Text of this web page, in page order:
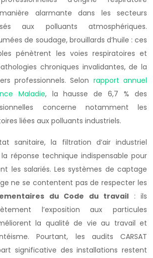
alarmante dans les secteurs
aux polluants atmosphériques.
de soudage, brouillards d’huile : ces
pénètrent les voies respiratoires et
chroniques invalidantes, de la
professionnels. Selon rapport annuel
Maladie, la hausse de 6,7 % des
concerne notamment les
liées aux polluants industriels.
sanitaire, la filtration d’air industriel
réponse technique indispensable pour
les salariés. Les systèmes de captage
ne se contentent pas de respecter les
du Code du travail : ils
l’exposition aux particules
la qualité de vie au travail et
Pourtant, les audits CARSAT
significative des installations restent